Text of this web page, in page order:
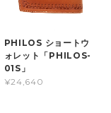
PHILOS ショートウ
ォレット「PHILOS-
01S」
¥24,640